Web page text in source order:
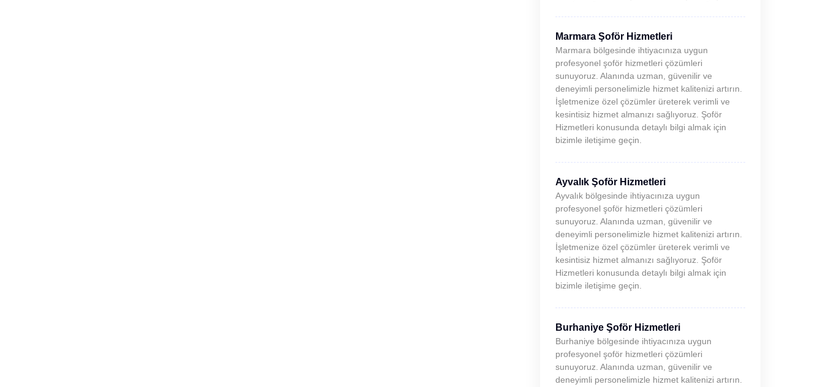
Marmara Şoför Hizmetleri
Marmara bölgesinde ihtiyacınıza uygun
profesyonel şoför hizmetleri çözümleri
sunuyoruz. Alanında uzman, güvenilir ve
deneyimli personelimizle hizmet kalitenizi artırın.
İşletmenize özel çözümler üreterek verimli ve
kesintisiz hizmet almanızı sağlıyoruz. Şoför
Hizmetleri konusunda detaylı bilgi almak için
bizimle iletişime geçin.
Ayvalık Şoför Hizmetleri
Ayvalık bölgesinde ihtiyacınıza uygun
profesyonel şoför hizmetleri çözümleri
sunuyoruz. Alanında uzman, güvenilir ve
deneyimli personelimizle hizmet kalitenizi artırın.
İşletmenize özel çözümler üreterek verimli ve
kesintisiz hizmet almanızı sağlıyoruz. Şoför
Hizmetleri konusunda detaylı bilgi almak için
bizimle iletişime geçin.
Burhaniye Şoför Hizmetleri
Burhaniye bölgesinde ihtiyacınıza uygun
profesyonel şoför hizmetleri çözümleri
sunuyoruz. Alanında uzman, güvenilir ve
deneyimli personelimizle hizmet kalitenizi artırın.